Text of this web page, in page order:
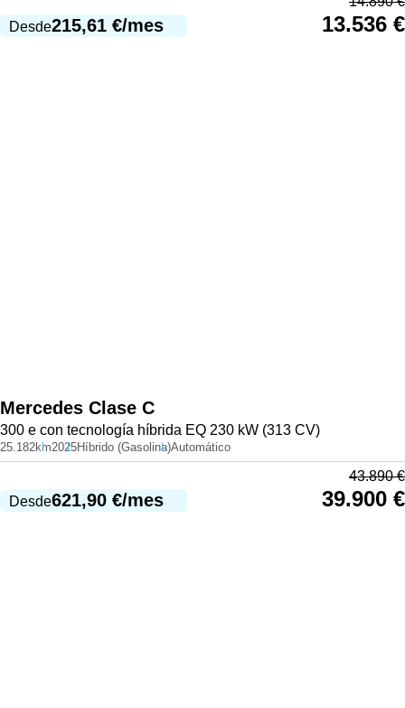
Desde215,61 €/mes 13.536 €
Mercedes Clase C
300 e con tecnología híbrida EQ 230 kW (313 CV)
25.182km2025Híbrido (Gasolina)Automático
Desde621,90 €/mes
43.890€
39.900 €